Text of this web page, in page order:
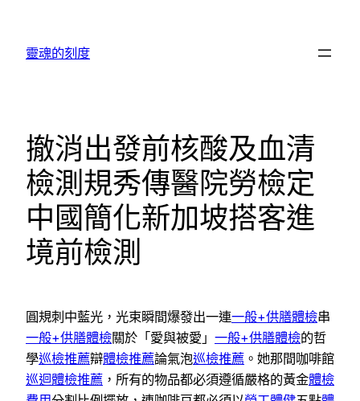
靈魂的刻度
撤消出發前核酸及血清
檢測規秀傳醫院勞檢定
中國簡化新加坡搭客進
境前檢測
圓規刺中藍光，光束瞬間爆發出一連一般+供膳體檢串
一般+供膳體檢關於「愛與被愛」 一般+供膳體檢的哲
學巡檢推薦辯體檢推薦論氣泡巡檢推薦 。她那間咖啡館
巡迴體檢推薦 ，所有的物品都必須遵循嚴格的黃金體檢